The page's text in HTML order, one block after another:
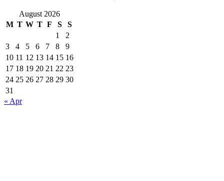
August 2026
M T W T F S
S
1
2
3
4 5 6 7 8
9
10 11 12 13 14 15 16
17 18 19 20 21 22 23
24 25 26 27 28 29 30
31
« Apr